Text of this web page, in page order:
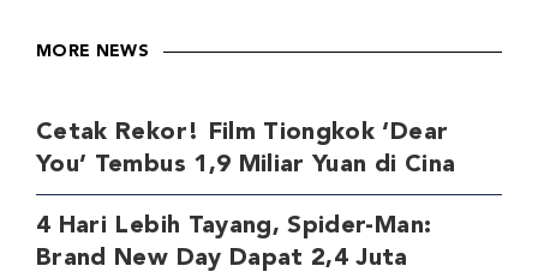
MORE NEWS
Cetak Rekor! Film Tiongkok ‘Dear
You’ Tembus 1,9 Miliar Yuan di Cina
4 Hari Lebih Tayang, Spider-Man:
Brand New Day Dapat 2,4 Juta